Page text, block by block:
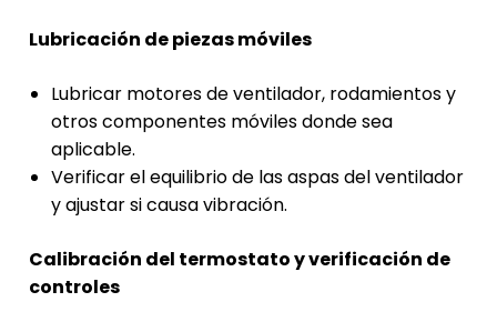
Lubricación de piezas móviles
Lubricar motores de ventilador, rodamientos y
otros componentes móviles donde sea
aplicable.
Verificar el equilibrio de las aspas del ventilador
y ajustar si causa vibración.
Calibración del termostato y verificación de
controles